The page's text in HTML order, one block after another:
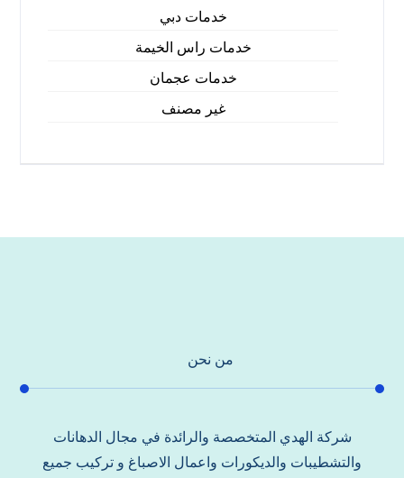
خدمات دبي
خدمات راس الخيمة
خدمات عجمان
غير مصنف
من نحن
شركة الهدي المتخصصة والرائدة في مجال الدهانات
والتشطيبات والديكورات واعمال الاصباغ و تركيب جميع